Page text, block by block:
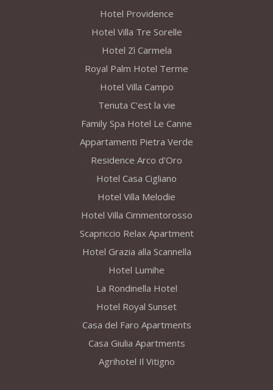
Hotel Providence
Hotel Villa Tre Sorelle
Hotel Zì Carmela
Royal Palm Hotel Terme
Hotel Villa Campo
Tenuta C'est la vie
Family Spa Hotel Le Canne
Appartamenti Pietra Verde
Residence Arco d'Oro
Hotel Casa Cigliano
Hotel Villa Melodie
Hotel Villa Cimmentorosso
Scapriccio Relax Apartment
Hotel Grazia alla Scannella
Hotel Lumihe
La Rondinella Hotel
Hotel Royal Sunset
Casa del Faro Apartments
Casa Giulia Apartments
Agrihotel Il Vitigno